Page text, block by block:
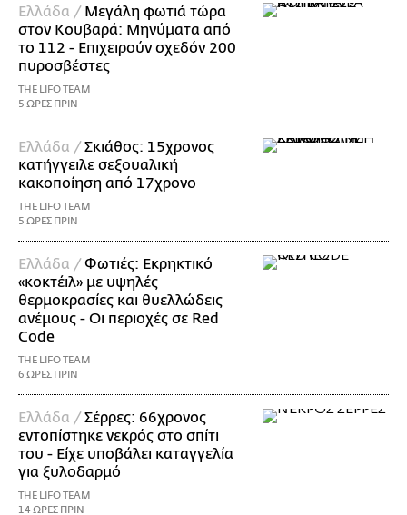
Ελλάδα / Μεγάλη φωτιά τώρα
στον Κουβαρά: Μηνύματα από
το 112 - Επιχειρούν σχεδόν 200
πυροσβέστες
THE LIFO TEAM
5 ΩΡΕΣ ΠΡΙΝ
Ελλάδα /Σκιάθος: 15χρονος
κατήγγειλε σεξουαλική
κακοποίηση από 17χρονο
THE LIFO TEAM
5 ΩΡΕΣ ΠΡΙΝ
Ελλάδα /Φωτιές: Εκρηκτικό
«κοκτέιλ» με υψηλές
θερμοκρασίες και θυελλώδεις
ανέμους - Οι περιοχές σε Red
Code
THE LIFO TEAM
6 ΩΡΕΣ ΠΡΙΝ
Ελλάδα /Σέρρες: 66χρονος
εντοπίστηκε νεκρός στο σπίτι
του - Είχε υποβάλει καταγγελία
για ξυλοδαρμό
THE LIFO TEAM
14 ΩΡΕΣ ΠΡΙΝ